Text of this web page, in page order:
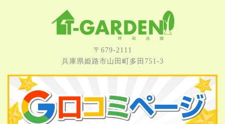
〒679-2111
兵庫県姫路市⼭⽥町多⽥751-3